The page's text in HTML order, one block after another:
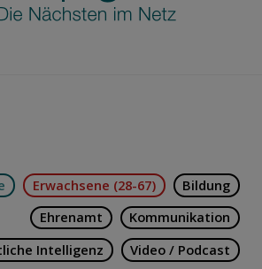
Erwachsene (28-67)
Bildung
Ehrenamt
Kommunikation
Intelligenz
Video / Podcast